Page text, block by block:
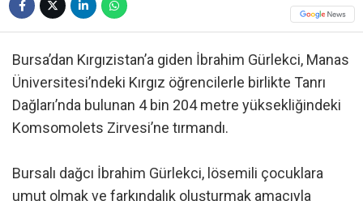
Bursa’dan Kırgızistan’a giden İbrahim Gürlekci, Manas
Üniversitesi’ndeki Kırgız öğrencilerle birlikte Tanrı
Dağları’nda bulunan 4 bin 204 metre yüksekliğindeki
Komsomolets Zirvesi’ne tırmandı.
Bursalı dağcı İbrahim Gürlekci, lösemili çocuklara
umut olmak ve farkındalık oluşturmak amacıyla